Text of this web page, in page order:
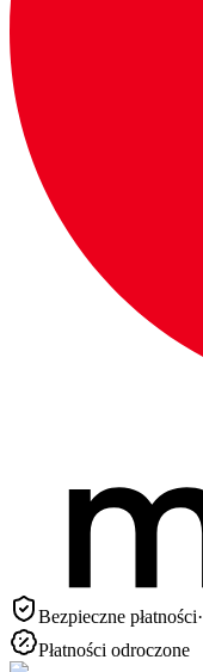
Bezpieczne płatności·
Płatności odroczone